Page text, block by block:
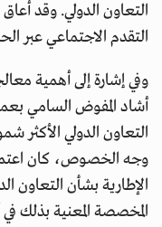
التعاون الدولي. وقد
التقدم الاجتماعي عبر
وفي إشارة إلى أهمية
أشاد المفوض السامي
التعاون الدولي الأكثر
وجه الخصوص، كان اعتماد
الإطارية بشأن التعاون